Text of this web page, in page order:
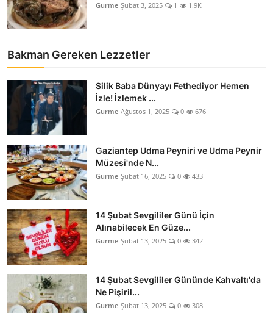
Gurme Şubat 3, 2025 1 1.9K
Bakman Gereken Lezzetler
Silik Baba Dünyayı Fethediyor Hemen
İzle! İzlemek ...
Gurme Ağustos 1, 2025 0 676
Gaziantep Udma Peyniri ve Udma Peynir
Müzesi'nde N...
Gurme Şubat 16, 2025 0 433
14 Şubat Sevgililer Günü İçin
Alınabilecek En Güze...
Gurme Şubat 13, 2025 0 342
14 Şubat Sevgililer Gününde Kahvaltı'da
Ne Pişiril...
Gurme Şubat 13, 2025 0 308